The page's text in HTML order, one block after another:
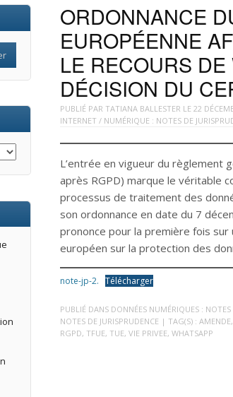
ORDONNANCE
EUROPÉENNE
LE RECOURS
DÉCISION DU
PUBLIÉ PAR TATIANA BALLESTER LE 22
INTERNET / NUMÉRIQUE : NOTES DE
L’entrée en vigueur du règlement
après RGPD) marque le véritable
processus de traitement des
son ordonnance en date du 7
prononce pour la première fois sur
européen sur la protection des
note-jp-2. Télécharger
PUBLIÉ DANS DONNÉES NUMÉRIQUES : NOTES
NOTES DE JURISPRUDENCE | TAG(S) : AMENDE,
RGPD, TFUE, TUE, VIE PRIVEE, WHATSAPP